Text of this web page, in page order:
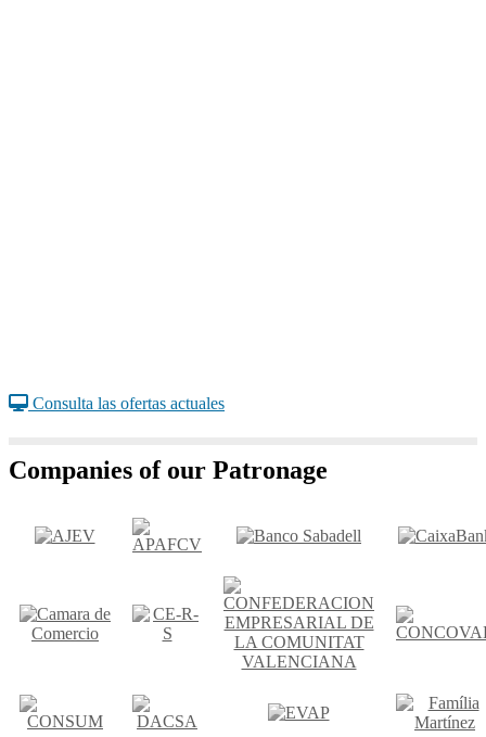
Consulta las ofertas actuales
Companies of our Patronage